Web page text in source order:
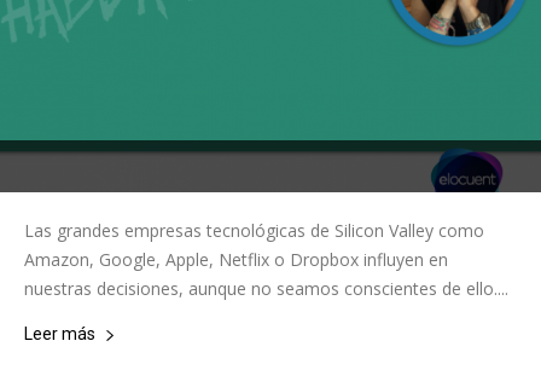
Las grandes empresas tecnológicas de Silicon Valley como
Amazon, Google, Apple, Netflix o Dropbox influyen en
nuestras decisiones, aunque no seamos conscientes de ello....
Leer más